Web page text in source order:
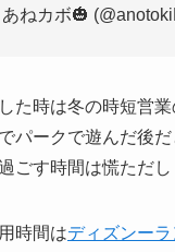
ねカボ🎃
た時は冬の時短営
パークで遊んだ後
ごす時間は慌ただ
時間はディズンー